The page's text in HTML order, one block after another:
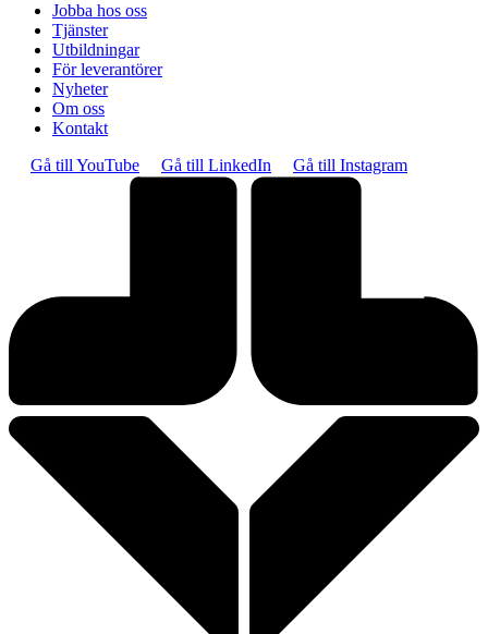
Jobba hos oss
Tjänster
Utbildningar
För leverantörer
Nyheter
Om oss
Kontakt
Gå till YouTube
Gå till LinkedIn Gå till Instagram